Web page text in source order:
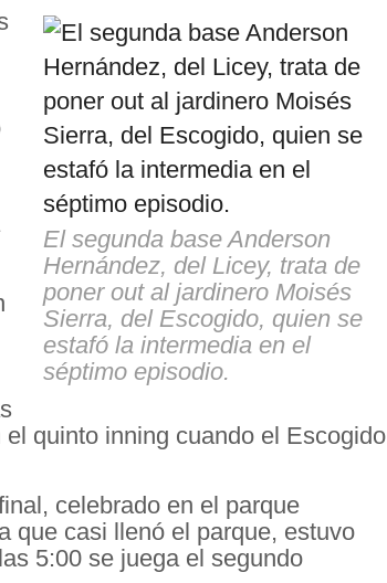
El segunda base Anderson
Hernández, del Licey, trata de
poner out al jardinero Moisés
Sierra, del Escogido, quien se
estafó la intermedia en el
séptimo episodio.
quinto inning cuando el Escogido
celebrado en el parque
que casi llenó el parque, estuvo
5:00 se juega el segundo